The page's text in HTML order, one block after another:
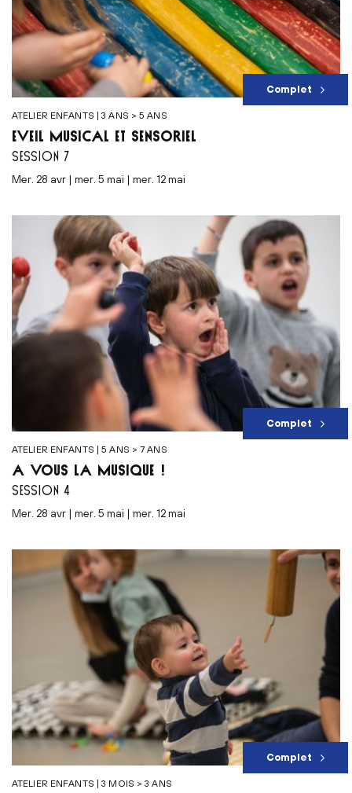
ATELIER ENFANTS | 3 ANS > 5 ANS
ÉVEIL MUSICAL ET SENSORIEL
SESSION 7
mer. 28 avr | mer. 5 mai | mer. 12 mai
Complet
ATELIER ENFANTS | 5 ANS > 7 ANS
À VOUS LA MUSIQUE !
SESSION 4
mer. 28 avr | mer. 5 mai | mer. 12 mai
Complet
ATELIER ENFANTS | 3 MOIS > 3 ANS
Complet